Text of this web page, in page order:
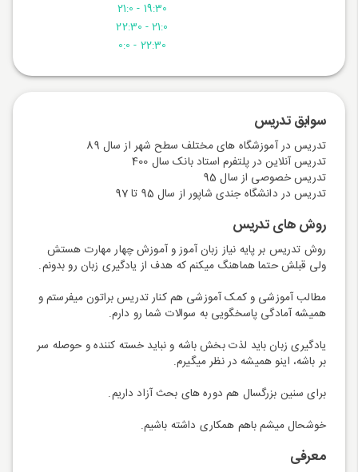
19:30 - 21:0
21:0 - 22:30
22:30 - 0:0
سوابق تدریس
تدریس در آموزشگاه های مختلف سطح شهر از سال 89
تدریس آنلاین در پلتفرم استاد بانک سال 400
تدریس خصوصی از سال 95
تدریس در دانشگاه جندی شاپور از سال 95 تا 97
روش های تدریس
روش تدریس بر پایه نیاز زبان آموز و آموزش چهار مهارت هستش
ولی قبلش حتما هماهنگ میکنم که هدف از یادگیری زبان رو بدونم.
مطالب آموزشی و کمک آموزشی هم کنار تدریس براتون میفرستم و
همیشه آمادگی پاسخگویی به سوالات شما رو دارم.
یادگیری زبان باید لذت بخش باشه و نباید خسته کننده و حوصله سر
بر باشه، اینو همیشه در نظر میگیرم.
برای سنین بزرگسال هم دوره های بحث آزاد داریم.
خوشحال میشم باهم همکاری داشته باشیم.
معرفی